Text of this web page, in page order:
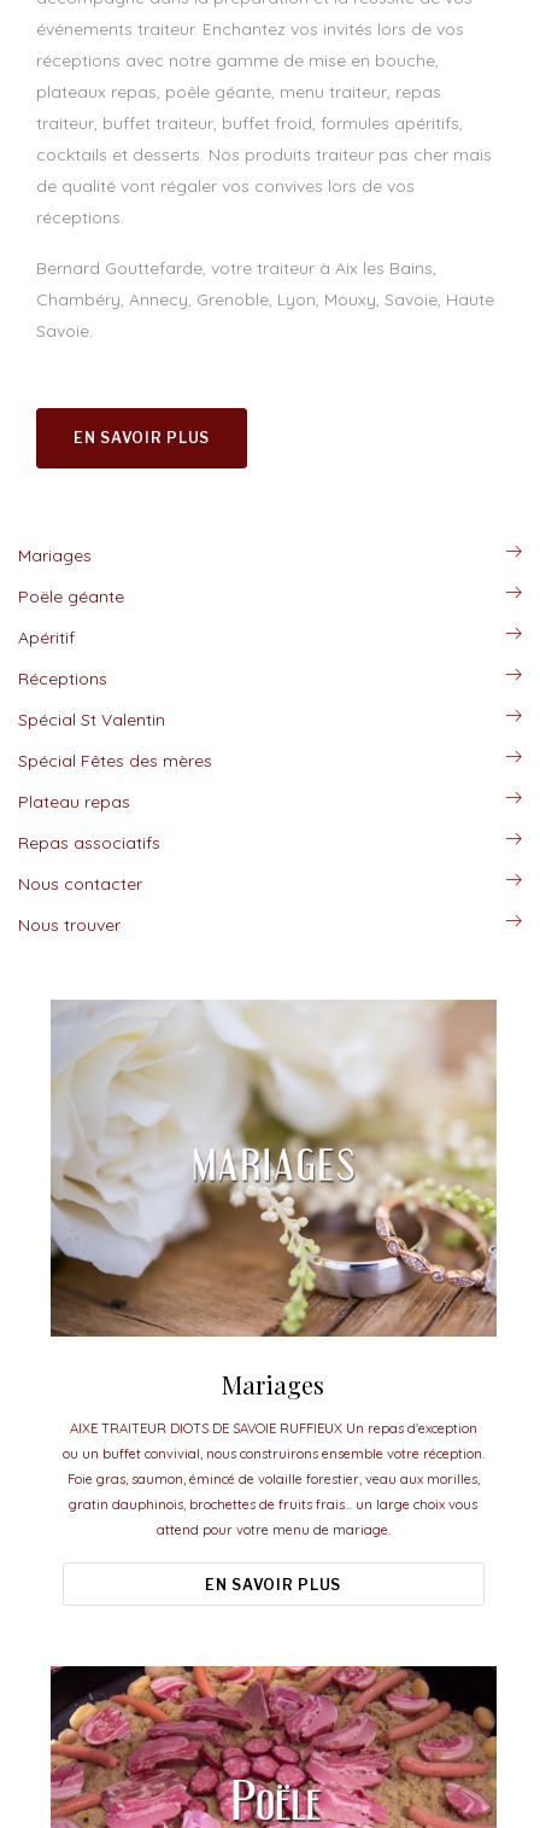
événements traiteur. Enchantez vos invités lors de vos
réceptions avec notre gamme de mise en bouche,
plateaux repas, poêle géante, menu traiteur, repas
traiteur, buffet traiteur, buffet froid, formules apéritifs,
cocktails et desserts. Nos produits traiteur pas cher mais
de qualité vont régaler vos convives lors de vos
réceptions.
Bernard Gouttefarde, votre traiteur à Aix les Bains,
Chambéry, Annecy, Grenoble, Lyon, Mouxy, Savoie, Haute
Savoie.
EN SAVOIR PLUS
Mariages
Poële géante
Apéritif
Réceptions
Spécial St Valentin
Spécial Fêtes des mères
Plateau repas
Repas associatifs
Nous contacter
Nous trouver
Mariages
AIXE TRAITEUR DIOTS DE SAVOIE RUFFIEUX Un repas d'exception
ou un buffet convivial, nous construirons ensemble votre réception.
Foie gras, saumon, émincé de volaille forestier, veau aux morilles,
gratin dauphinois, brochettes de fruits frais... un large choix vous
attend pour votre menu de mariage.
EN SAVOIR PLUS